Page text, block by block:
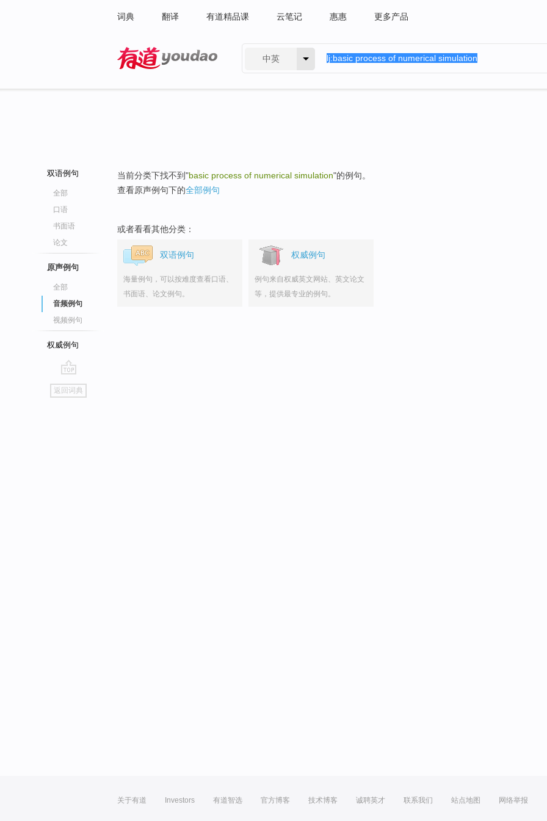
词典 翻译 有道精品课 云笔记 惠惠 更多产品
中英
双语例句
全部
口语
书面语
论文
原声例句
全部
音频例句
视频例句
权威例句
go
top
返回词典
当前分类下找不到"basic process of numerical simulation"的例句。
查看原声例句下的全部例句
或者看看其他分类：
双语例句
海量例句，可以按难度查看口语、
书面语、论文例句。
权威例句
例句来自权威英文网站、英文论文
等，提供最专业的例句。
关于有道 Investors 有道智选 官方博客 技术博客 诚聘英才 联系我们 站点地图 网络举报